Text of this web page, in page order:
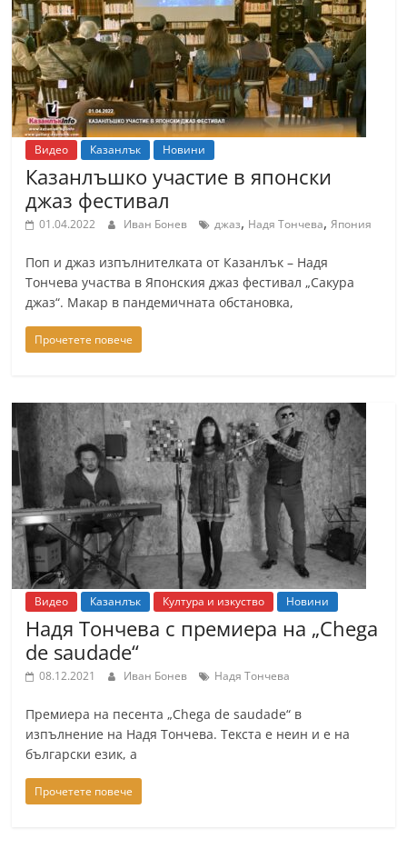
Видео Казанлък Новини
Казанлъшко участие в японски
джаз фестивал
01.04.2022 Иван Бонев джаз, Надя Тончева,Япония
Поп и джаз изпълнителката от Казанлък – Надя
Тончева участва в Японския джаз фестивал „Сакура
джаз“. Макар в пандемичната обстановка,
Прочетете повече
Видео Казанлък Култура и изкуство Новини
Надя Тончева с премиера на „Chega
de saudade“
08.12.2021 Иван Бонев Надя Тончева
Премиера на песента „Chega de saudade“ в
изпълнение на Надя Тончева. Текста е неин и е на
български език, а
Прочетете повече